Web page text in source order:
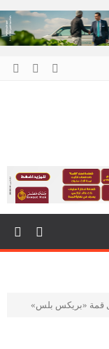
قمة «بريكس بلس»